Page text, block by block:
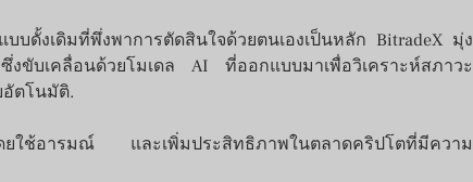
บดั้งเดิมที่พึ่งพาการตัดสินใจด้วยตนเองเป็นหลัก BitradeX มุ่ง
ขับเคลื่อนด้วยโมเดล AI ที่ออกแบบมาเพื่อวิเคราะห์สภาวะ
ตโนมัติ.
ยใช้อารมณ์ และเพิ่มประสิทธิภาพในตลาดคริปโตที่มีความ